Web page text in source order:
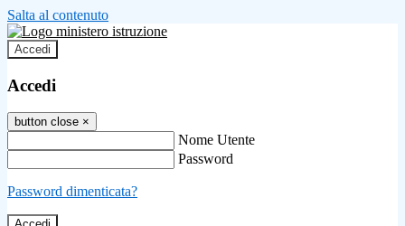
Salta al contenuto
Accedi
Accedi
button close ×
Nome Utente
Password
Password dimenticata?